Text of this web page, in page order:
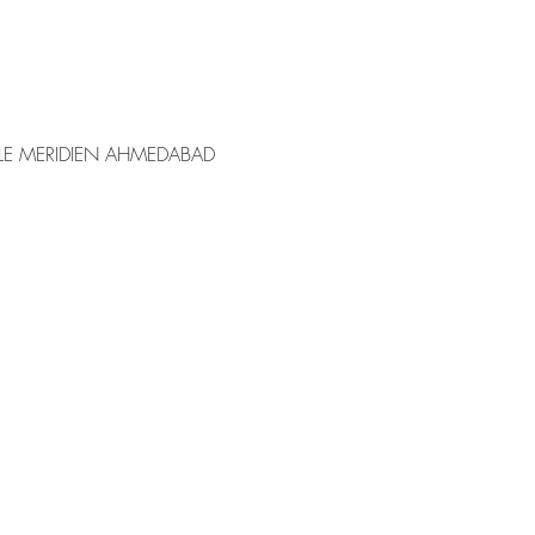
MERIDIEN AHMEDABAD